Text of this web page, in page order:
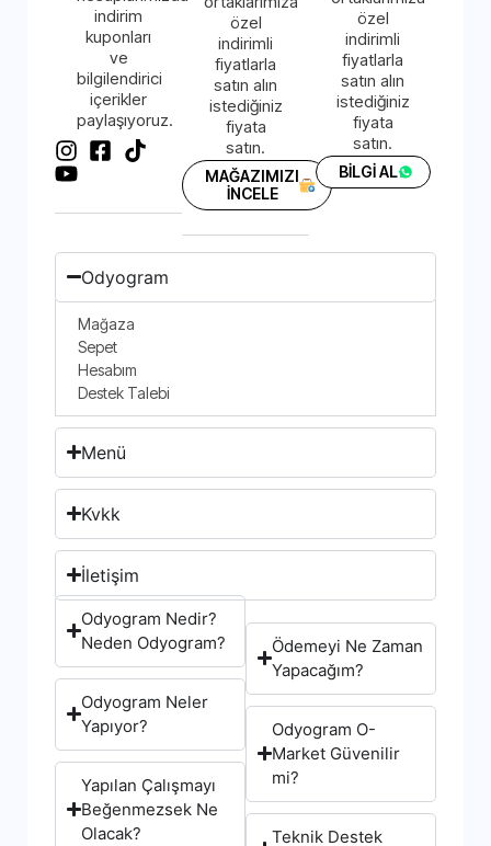
indirim
kuponları
ve
bilgilendirici
içerikler
paylaşıyoruz.
özel
indirimli
fiyatlarla
satın alın
istediğiniz
fiyata
satın.
MAĞAZIMIZI
İNCELE
özel
indirimli
fiyatlarla
satın alın
istediğiniz
fiyata
satın.
BİLGİ AL
Odyogram
Mağaza
Sepet
Hesabım
Destek Talebi
Menü
Kvkk
İletişim
Odyogram Nedir?
Neden Odyogram?
Odyogram Neler
Yapıyor?
Yapılan Çalışmayı
Beğenmezsek Ne
Olacak?
Ödemeyi Ne Zaman
Yapacağım?
Odyogram O-
Market Güvenilir
mi?
Teknik Destek